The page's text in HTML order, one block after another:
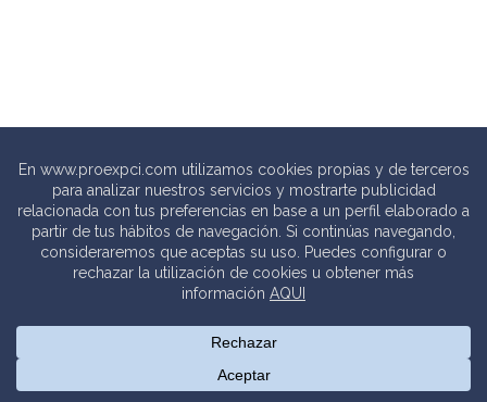
© 2020 PROEXPCI. PROTECCIÓN CONTRA INCENDIOS SL
Thebits_Creative Studio |Política de privacidad.